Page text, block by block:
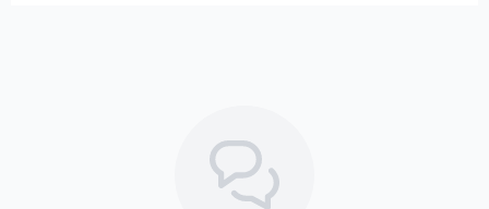
استبدال رديتر المكيف وبلف الثلاجة.